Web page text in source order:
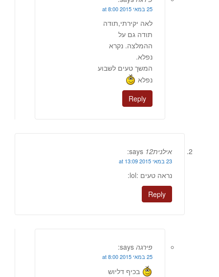
25 במאי 2015 at 8:00
לאה יקירתי,תודה
תודה גם על
ההמלצה. נקרא
נפלא.
המשך טעים לשבוע
נפלא
Reply
אילנית12 says:
23 במאי 2015 at 13:09
נראה טעים :lol:
Reply
פירגה says:
25 במאי 2015 at 8:00
בכיף דליוש